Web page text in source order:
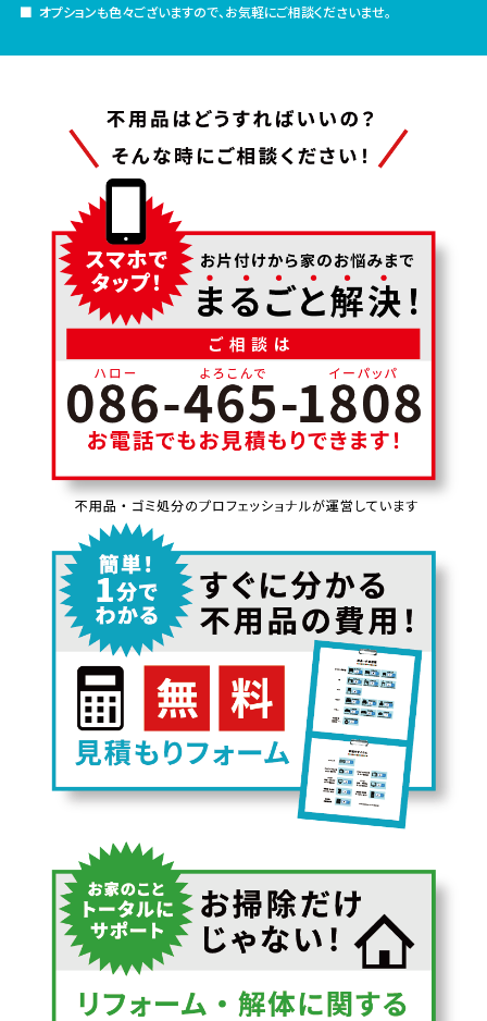
オプションも色々ございますので、お気軽にご相談くださいませ。